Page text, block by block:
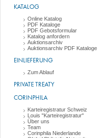
KATALOG
Online Katalog
PDF Kataloge
PDF Gebotsformular
Katalog anfordern
Auktionsarchiv
Auktionsarchiv PDF Kataloge
EINLIEFERUNG
Zum Ablauf
PRIVATE TREATY
CORINPHILA
Karteiregistratur Schweiz
Louis "Karteiregistratur"
Über uns
Team
Corinphila Niederlande